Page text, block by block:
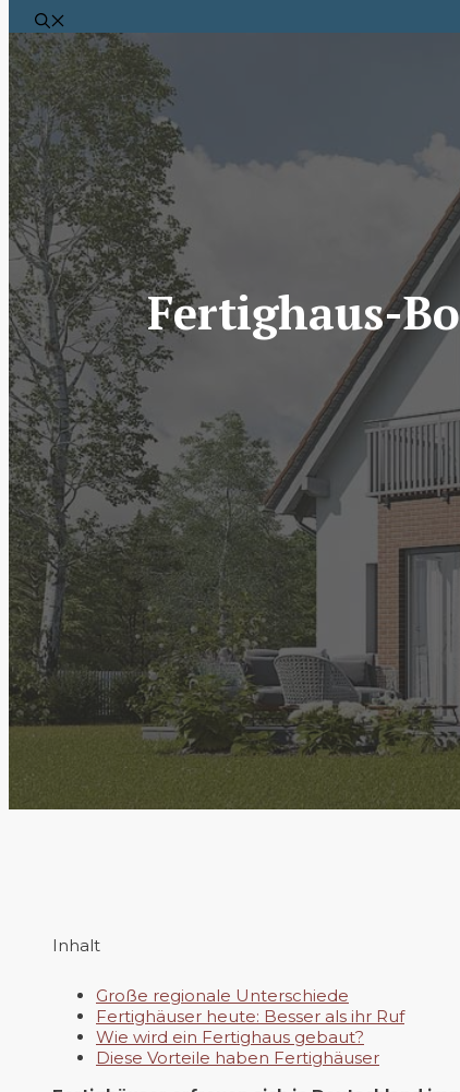
Fertighaus-
Inhalt
Große regionale Unterschiede
Fertighäuser heute: Besser als ihr Ruf
Wie wird ein Fertighaus gebaut?
Diese Vorteile haben Fertighäuser